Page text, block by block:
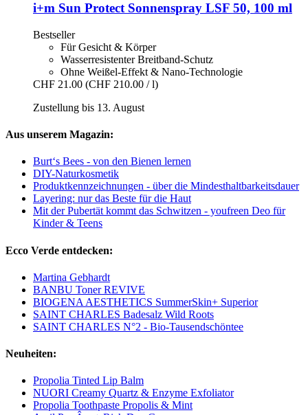
i+m Sun Protect Sonnenspray LSF 50, 100 ml
Bestseller
Für Gesicht & Körper
Wasserresistenter Breitband-Schutz
Ohne Weißel-Effekt & Nano-Technologie
CHF 21.00 (CHF 210.00 / l)
Zustellung bis 13. August
Aus unserem Magazin:
Burt‘s Bees - von den Bienen lernen
DIY-Naturkosmetik
Produktkennzeichnungen - über die Mindesthaltbarkeitsdauer
Layering: nur das Beste für die Haut
Mit der Pubertät kommt das Schwitzen - youfreen Deo für
Kinder & Teens
Ecco Verde entdecken:
Martina Gebhardt
BANBU Toner REVIVE
BIOGENA AESTHETICS SummerSkin+ Superior
SAINT CHARLES Badesalz Wild Roots
SAINT CHARLES N°2 - Bio-Tausendschöntee
Neuheiten:
Propolia Tinted Lip Balm
NUORI Creamy Quartz & Enzyme Exfoliator
Propolia Toothpaste Propolis & Mint